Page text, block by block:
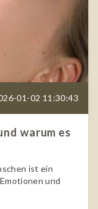
01-02 11:30:43
warum es
ist ein
und